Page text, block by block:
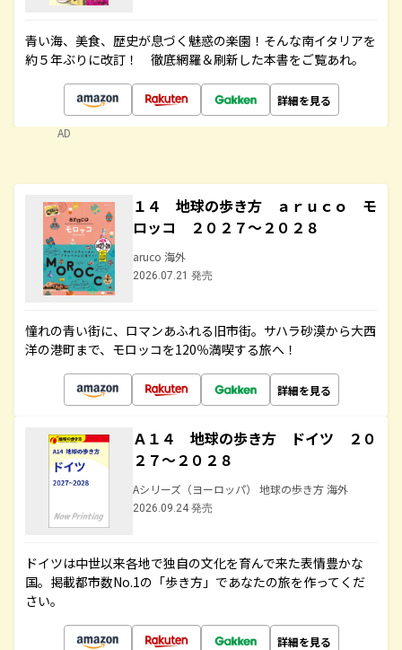
青い海、美食、歴史が息づく魅惑の楽園！そんな南イタリアを
約５年ぶりに改訂！ 徹底網羅＆刷新した本書をご覧あれ。
詳細を見る
AD
１４ 地球の歩き方 ａｒｕｃｏ モ
ロッコ ２０２７～２０２８
aruco 海外
2026.07.21 発売
憧れの青い街に、ロマンあふれる旧市街。サハラ砂漠から大西
洋の港町まで、モロッコを120％満喫する旅へ！
詳細を見る
Ａ１４ 地球の歩き方 ドイツ ２０
２７～２０２８
Aシリーズ（ヨーロッパ） 地球の歩き方 海外
2026.09.24 発売
ドイツは中世以来各地で独自の文化を育んで来た表情豊かな
国。掲載都市数No.1の「歩き方」であなたの旅を作ってくだ
さい。
詳細を見る